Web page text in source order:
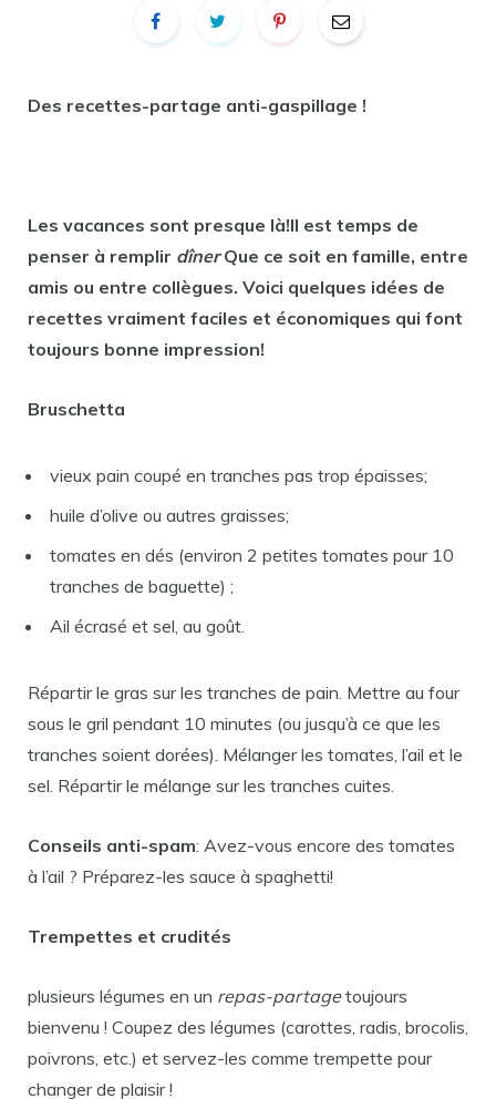
Des recettes-partage anti-gaspillage !
Les vacances sont presque là!Il est temps de
penser à remplir dînerQue ce soit en famille, entre
amis ou entre collègues. Voici quelques idées de
recettes vraiment faciles et économiques qui font
toujours bonne impression!
Bruschetta
vieux pain coupé en tranches pas trop épaisses;
huile d’olive ou autres graisses;
tomates en dés (environ 2 petites tomates pour 10
tranches de baguette) ;
Ail écrasé et sel, au goût.
Répartir le gras sur les tranches de pain. Mettre au four
sous le gril pendant 10 minutes (ou jusqu’à ce que les
tranches soient dorées). Mélanger les tomates, l’ail et le
sel. Répartir le mélange sur les tranches cuites.
Conseils anti-spam: Avez-vous encore des tomates
à l’ail ? Préparez-les sauce à spaghetti!
Trempettes et crudités
plusieurs légumes en un repas-partagetoujours
bienvenu ! Coupez des légumes (carottes, radis, brocolis,
poivrons, etc.) et servez-les comme trempette pour
changer de plaisir !